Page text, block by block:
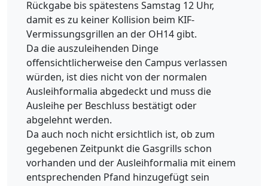
Rückgabe bis spätestens Samstag 12 Uhr,
damit es zu keiner Kollision beim KIF-
Vermissungsgrillen an der OH14 gibt.
Da die auszuleihenden Dinge
offensichtlicherweise den Campus verlassen
würden, ist dies nicht von der normalen
Ausleihformalia abgedeckt und muss die
Ausleihe per Beschluss bestätigt oder
abgelehnt werden.
Da auch noch nicht ersichtlich ist, ob zum
gegebenen Zeitpunkt die Gasgrills schon
vorhanden und der Ausleihformalia mit einem
entsprechenden Pfand hinzugefügt sein